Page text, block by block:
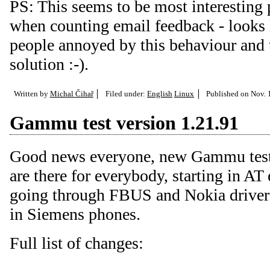
PS: This seems to be most
when counting email feedback -
people annoyed by this behaviour
solution :-).
Written by Michal Čihař Filed under: English Linux Published onNov.
Gammu test version 1.21.91
Good news everyone, new Gammu
are there for everybody, starting in
going through FBUS and Nokia
in Siemens phones.
Full list of changes: